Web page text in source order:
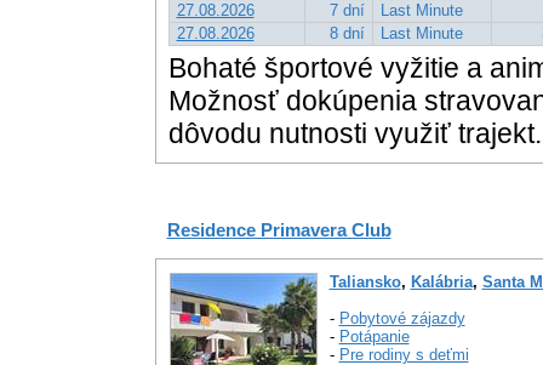
27.08.2026
7 dní
Last Minute
27.08.2026
8 dní Last Minute
Bohaté športové vyžitie a
Možnosť dokúpenia
dôvodu nutnosti využiť trajekt.
Residence Primavera Club
Taliansko, Kalábria, Santa
- Pobytové zájazdy
- Potápanie
- Pre rodiny s deťmi